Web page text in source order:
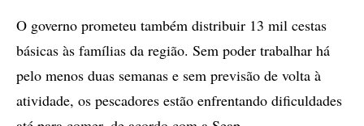
O governo prometeu também distribuir 13 mil cestas
básicas às famílias da região. Sem poder trabalhar há
pelo menos duas semanas e sem previsão de volta à
atividade, os pescadores estão enfrentando dificuldades